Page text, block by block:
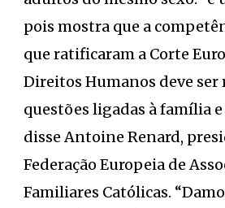
pois mostra que a
que ratificaram a Corte
Direitos Humanos deve ser
questões ligadas à família e
disse Antoine Renard,
Federação Europeia de
Familiares Católicas.